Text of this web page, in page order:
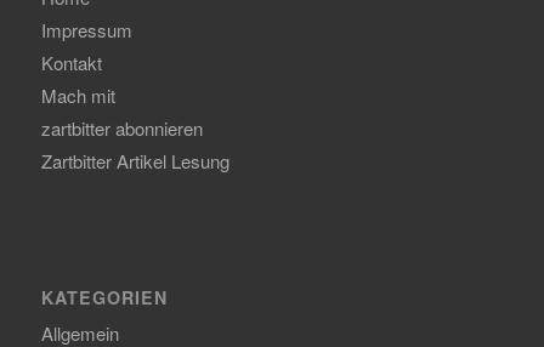
Impressum
Kontakt
Mach mit
zartbitter abonnieren
Zartbitter Artikel Lesung
KATEGORIEN
Allgemein